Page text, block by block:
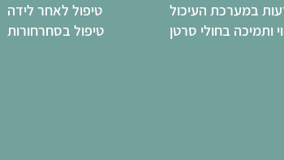
במערכת העיכול
ותמיכה בחולי סרטן
טיפול לאחר לידה
טיפול בסחרחורות